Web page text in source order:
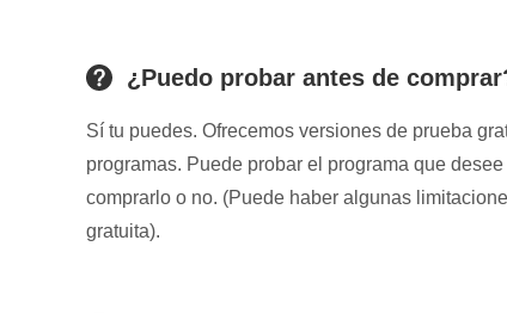
¿Puedo probar antes de
Sí tu puedes. Ofrecemos versiones de prueba
programas. Puede probar el programa que
comprarlo o no. (Puede haber algunas
gratuita).